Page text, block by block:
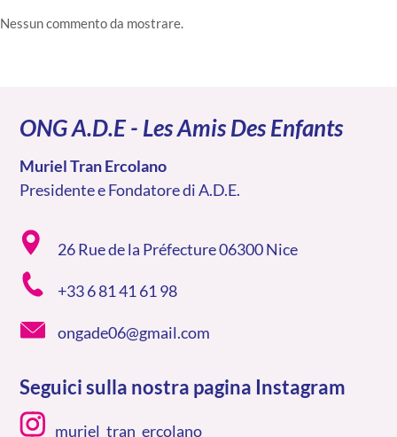
Nessun commento da mostrare.
ONG A.D.E - Les Amis Des Enfants
Muriel Tran Ercolano
Presidente e Fondatore di A.D.E.
26 Rue de la Préfecture 06300 Nice
+33 6 81 41 61 98
ongade06@gmail.com
Seguici sulla nostra pagina Instagram
muriel_tran_ercolano